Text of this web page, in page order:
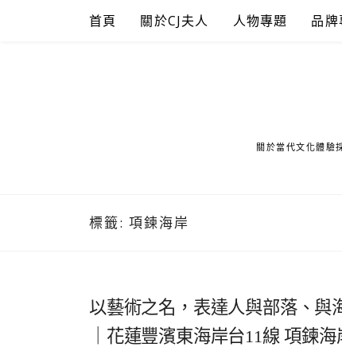
首頁 關於CJ夫人 人物專題 品牌
關於當代文化體驗
標籤: 項鍊海岸
以藝術之名，表達人與部落、與
｜花蓮豐濱東海岸台11線 項鍊